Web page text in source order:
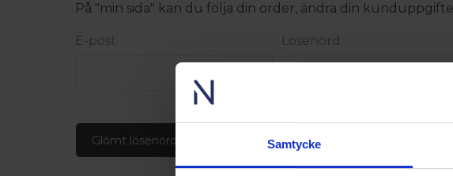
Samtycke
På "min sida" kan du följa din order, ändra din
E-post Lösenord
Glömt lösenord Skapa konto